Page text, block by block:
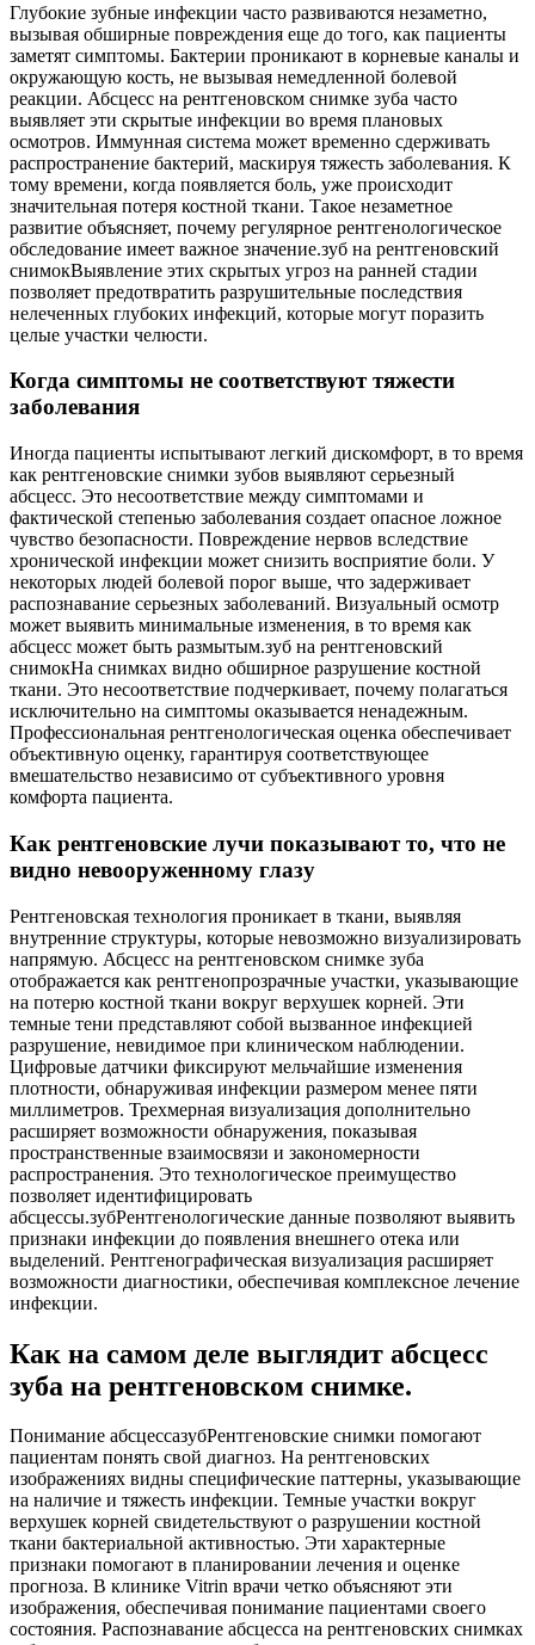
Глубокие зубные инфекции часто развиваются незаметно,
вызывая обширные повреждения еще до того, как пациенты
заметят симптомы. Бактерии проникают в корневые каналы и
окружающую кость, не вызывая немедленной болевой
реакции. Абсцесс на рентгеновском снимке зуба часто
выявляет эти скрытые инфекции во время плановых
осмотров. Иммунная система может временно сдерживать
распространение бактерий, маскируя тяжесть заболевания. К
тому времени, когда появляется боль, уже происходит
значительная потеря костной ткани. Такое незаметное
развитие объясняет, почему регулярное рентгенологическое
обследование имеет важное значение.зуб на рентгеновский
снимокВыявление этих скрытых угроз на ранней стадии
позволяет предотвратить разрушительные последствия
нелеченных глубоких инфекций, которые могут поразить
целые участки челюсти.
Когда симптомы не соответствуют тяжести
заболевания
Иногда пациенты испытывают легкий дискомфорт, в то время
как рентгеновские снимки зубов выявляют серьезный
абсцесс. Это несоответствие между симптомами и
фактической степенью заболевания создает опасное ложное
чувство безопасности. Повреждение нервов вследствие
хронической инфекции может снизить восприятие боли. У
некоторых людей болевой порог выше, что задерживает
распознавание серьезных заболеваний. Визуальный осмотр
может выявить минимальные изменения, в то время как
абсцесс может быть размытым.зуб на рентгеновский
снимокНа снимках видно обширное разрушение костной
ткани. Это несоответствие подчеркивает, почему полагаться
исключительно на симптомы оказывается ненадежным.
Профессиональная рентгенологическая оценка обеспечивает
объективную оценку, гарантируя соответствующее
вмешательство независимо от субъективного уровня
комфорта пациента.
Как рентгеновские лучи показывают то, что не
видно невооруженному глазу
Рентгеновская технология проникает в ткани, выявляя
внутренние структуры, которые невозможно визуализировать
напрямую. Абсцесс на рентгеновском снимке зуба
отображается как рентгенопрозрачные участки, указывающие
на потерю костной ткани вокруг верхушек корней. Эти
темные тени представляют собой вызванное инфекцией
разрушение, невидимое при клиническом наблюдении.
Цифровые датчики фиксируют мельчайшие изменения
плотности, обнаруживая инфекции размером менее пяти
миллиметров. Трехмерная визуализация дополнительно
расширяет возможности обнаружения, показывая
пространственные взаимосвязи и закономерности
распространения. Это технологическое преимущество
позволяет идентифицировать
абсцессы.зубРентгенологические данные позволяют выявить
признаки инфекции до появления внешнего отека или
выделений. Рентгенографическая визуализация расширяет
возможности диагностики, обеспечивая комплексное лечение
инфекции.
Как на самом деле выглядит абсцесс
зуба на рентгеновском снимке.
Понимание абсцессазубРентгеновские снимки помогают
пациентам понять свой диагноз. На рентгеновских
изображениях видны специфические паттерны, указывающие
на наличие и тяжесть инфекции. Темные участки вокруг
верхушек корней свидетельствуют о разрушении костной
ткани бактериальной активностью. Эти характерные
признаки помогают в планировании лечения и оценке
прогноза. В клинике Vitrin врачи четко объясняют эти
изображения, обеспечивая понимание пациентами своего
состояния. Распознавание абсцесса на рентгеновских снимках